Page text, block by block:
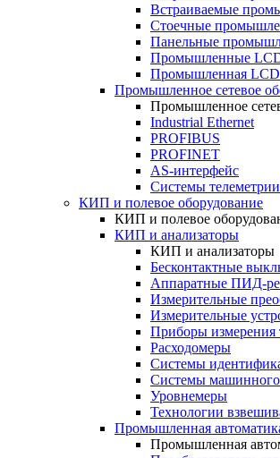
Встраиваемые
Стоечные
Панельные
Промышленные
Промышленная LCD
Промышленное сетевое
Промышленное
Industrial Ethernet
PROFIBUS
PROFINET
AS-интерфейс
Системы
КИП и полевое оборудование
КИП и полевое
КИП и анализаторы
КИП и анализаторы
Бесконтактные
Аппаратные ПИД-
Измерительные
Измерительные
Приборы измерения
Расходомеры
Системы
Системы машинного
Уровнемеры
Технологии
Промышленная
Промышленная